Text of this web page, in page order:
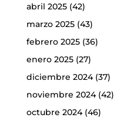
abril 2025(42)
marzo 2025(43)
febrero 2025(36)
enero 2025(27)
diciembre 2024(37)
noviembre 2024(42)
octubre 2024(46)